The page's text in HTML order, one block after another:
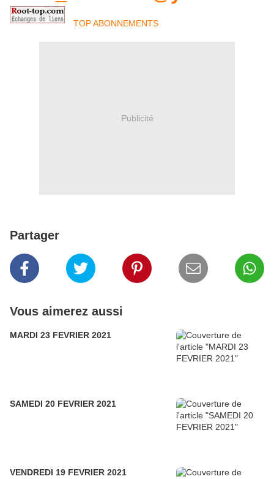
TOP ABONNEMENTS
Publicité
Partager
Vous aimerez aussi
MARDI 23 FEVRIER 2021
SAMEDI 20 FEVRIER 2021
VENDREDI 19 FEVRIER 2021